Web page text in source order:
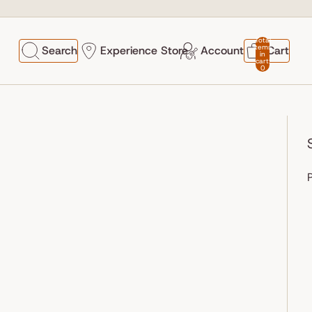
Search Experience Store Account
Total
items
in
cart:
0
Cart